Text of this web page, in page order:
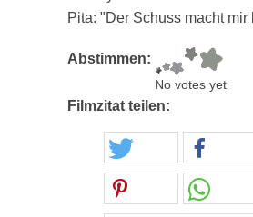
Pita: "Der Schuss macht mir
Abstimmen:
No votes yet
Filmzitat teilen: